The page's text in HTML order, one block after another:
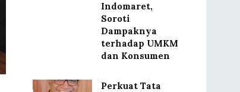
Indomaret,
Soroti
Dampaknya
terhadap UMKM
dan Konsumen
Perkuat Tata